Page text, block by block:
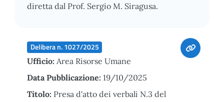
diretta dal Prof. Sergio M. Siragusa.
Delibera n. 1027/2025
Ufficio: Area Risorse Umane
Data Pubblicazione: 19/10/2025
Titolo: Presa d'atto dei verbali N.3 del